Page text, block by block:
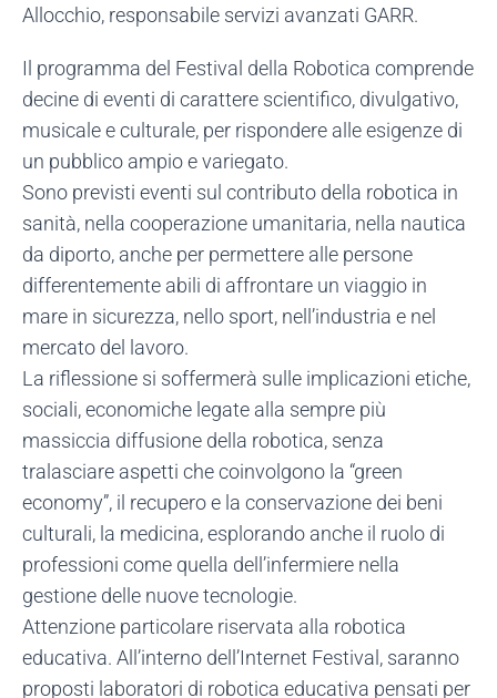
Allocchio, responsabile servizi avanzati GARR.
Il programma del Festival della Robotica comprende
decine di eventi di carattere scientifico, divulgativo,
musicale e culturale, per rispondere alle esigenze di
un pubblico ampio e variegato.
Sono previsti eventi sul contributo della robotica in
sanità, nella cooperazione umanitaria, nella nautica
da diporto, anche per permettere alle persone
differentemente abili di affrontare un viaggio in
mare in sicurezza, nello sport, nell’industria e nel
mercato del lavoro.
La riflessione si soffermerà sulle implicazioni etiche,
sociali, economiche legate alla sempre più
massiccia diffusione della robotica, senza
tralasciare aspetti che coinvolgono la “green
economy”, il recupero e la conservazione dei beni
culturali, la medicina, esplorando anche il ruolo di
professioni come quella dell’infermiere nella
gestione delle nuove tecnologie.
Attenzione particolare riservata alla robotica
educativa. All’interno dell’Internet Festival, saranno
proposti laboratori di robotica educativa pensati per